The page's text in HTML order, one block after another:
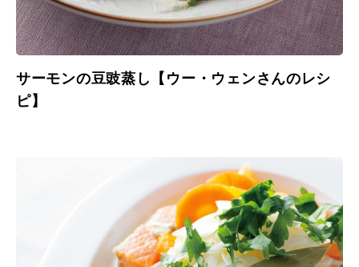
サーモンの豆豉蒸し【ウー・ウェンさんのレシ
ピ】